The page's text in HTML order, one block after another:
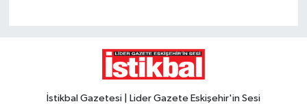
İstikbal Gazetesi | Lider Gazete Eskişehir'in Sesi